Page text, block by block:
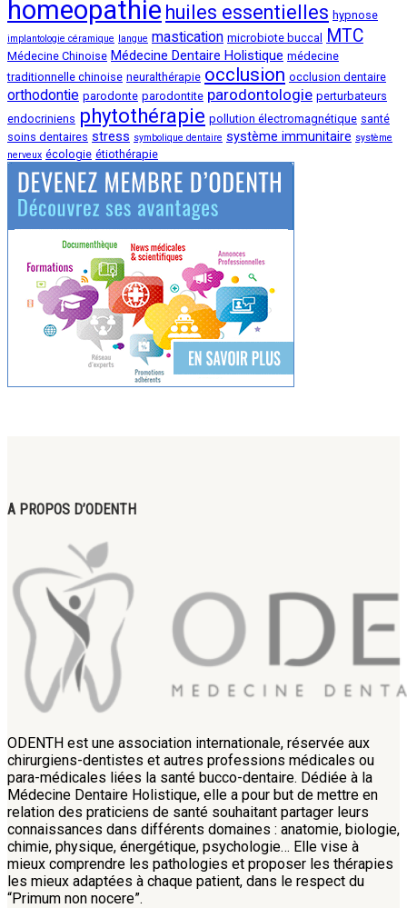
homeopathie huiles essentielles hypnose
implantologie céramique langue mastication microbiote buccal MTC
Médecine Chinoise Médecine Dentaire Holistique médecine
traditionnelle chinoise neuralthérapie occlusion occlusion dentaire
orthodontie parodonte parodontite parodontologie perturbateurs
endocriniens phytothérapie pollution électromagnétique santé
soins dentaires stress symbolique dentaire système immunitaire système
nerveux écologie étiothérapie
A PROPOS D’ODENTH
ODENTH est une association internationale, réservée aux
chirurgiens-dentistes et autres professions médicales ou
para-médicales liées la santé bucco-dentaire. Dédiée à la
Médecine Dentaire Holistique, elle a pour but de mettre en
relation des praticiens de santé souhaitant partager leurs
connaissances dans différents domaines : anatomie, biologie,
chimie, physique, énergétique, psychologie… Elle vise à
mieux comprendre les pathologies et proposer les thérapies
les mieux adaptées à chaque patient, dans le respect du
“Primum non nocere”.